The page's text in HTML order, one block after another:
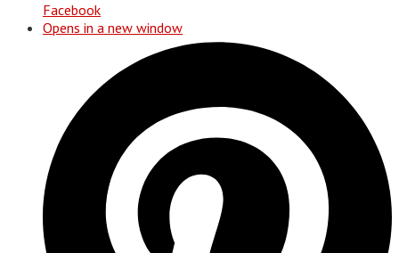
Facebook
Opens in a new window